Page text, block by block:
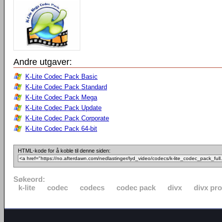
Andre utgaver:
K-Lite Codec Pack Basic
K-Lite Codec Pack Standard
K-Lite Codec Pack Mega
K-Lite Codec Pack Update
K-Lite Codec Pack Corporate
K-Lite Codec Pack 64-bit
HTML-kode for å koble til denne siden:
Søkeord:
k-lite
codec codecs codec pack divx divx pro